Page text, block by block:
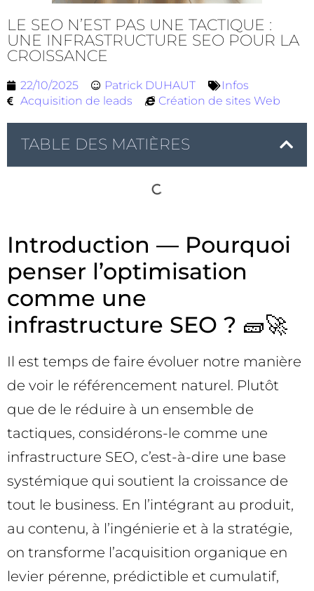
LE SEO N’EST PAS UNE TACTIQUE :
UNE INFRASTRUCTURE SEO POUR LA
CROISSANCE
22/10/2025 Patrick DUHAUT
Infos
Acquisition de leads
Création de sites Web
TABLE DES MATIÈRES
Introduction — Pourquoi
penser l’optimisation
comme une
infrastructure SEO ? 🧱🚀
Il est temps de faire évoluer notre manière
de voir le référencement naturel. Plutôt
que de le réduire à un ensemble de
tactiques, considérons-le comme une
infrastructure SEO, c’est-à-dire une base
systémique qui soutient la croissance de
tout le business. En l’intégrant au produit,
au contenu, à l’ingénierie et à la stratégie,
on transforme l’acquisition organique en
levier pérenne, prédictible et cumulatif,